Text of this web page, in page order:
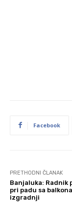
Facebook
PRETHODNI ČLANAK
Banjaluka: Radnik
pri padu sa
izgradnji